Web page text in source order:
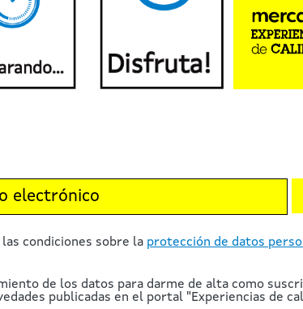
condiciones sobre la protección de datos
de los datos para darme de alta como
publicadas en el portal "Experiencias de